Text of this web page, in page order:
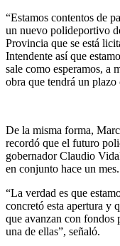
“Estamos contentos de
un nuevo polideportivo
Provincia que se está
Intendente así que
sale como esperamos, a
obra que tendrá un plazo
De la misma forma,
recordó que el futuro
gobernador Claudio
en conjunto hace un mes.
“La verdad es que
concretó esta apertura y
que avanzan con fondos
una de ellas”, señaló.